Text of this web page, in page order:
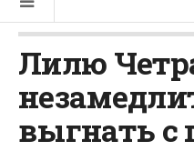
Лилю
выгнать с